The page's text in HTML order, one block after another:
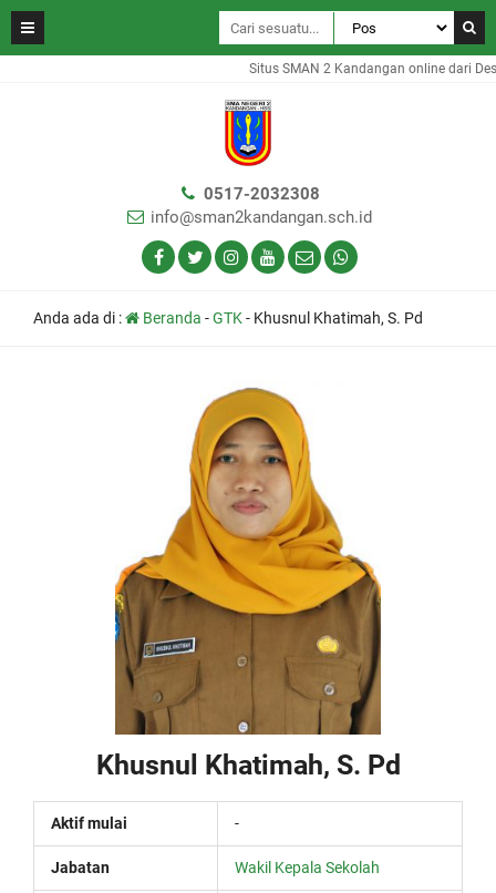
Situs SMAN 2 Kandangan online dari
0517-2032308
info@sman2kandangan.sch.id
Anda ada di : Beranda -GTK- Khusnul Khatimah, S. Pd
Khusnul Khatimah, S. Pd
Aktif mulai -
Jabatan Wakil Kepala Sekolah